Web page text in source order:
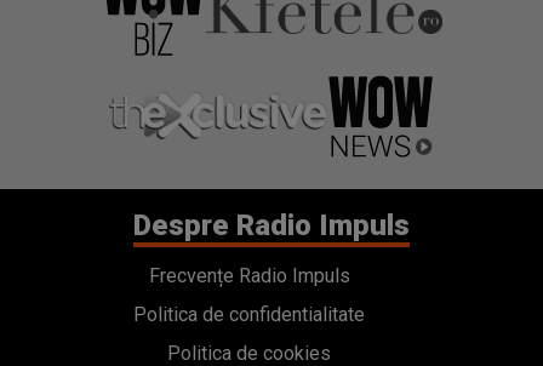
Despre Radio Impuls
Frecvențe Radio Impuls
Politica de confidentialitate
Politica de cookies